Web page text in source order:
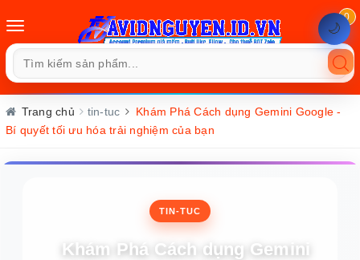
🌙
Toggle
navigation
0
Trang chủ tin-tuc
Khám Phá Cách dụng Gemini Google -
Bí quyết tối ưu hóa trải nghiệm của bạn
TIN-TUC
Khám Phá Cách dụng Gemini